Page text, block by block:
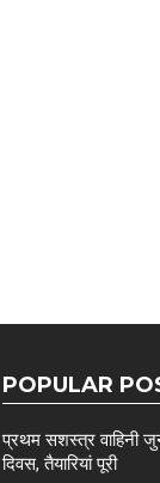
POPULAR
प्रथम सशस्त्र वाहिनी
दिवस, तैयारियां पूरी